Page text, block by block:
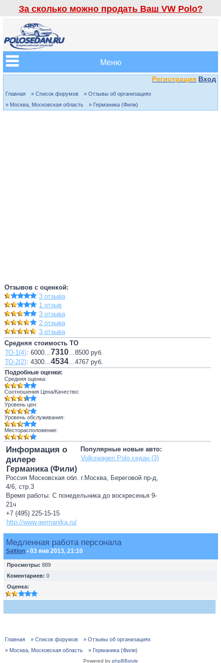
За сколько можно продать Ваш VW Polo?
Меню
Регистрация Вход
Главная » Список форумов
» Отзывы об организациях
» Москва, Московская область
» Германика (Фили)
Отзывов с оценкой:
3 отзыва
1 отзыв
3 отзыва
2 отзыва
3 отзыва
Средняя стоимость ТО
ТО-1(4): 6000...7310...8500 руб.
ТО-2(2): 4300...4534...4767 руб.
Подробные оценки:
Средняя оценка:
Соотношения Цена/Качество:
Уровень цен:
Уровень обслуживания:
Месторасположение:
Популярные новые авто:
Volkswagen Polo седан (3)
Информация о
дилере
Германика (Фили)
Россия Московская обл. г.Москва, Береговой пр-д,
4/6, стр.3
Время работы: С понедельника до воскресенья 9-
21ч
+7 (495) 225-15-15
http://www.germanika.ru/
Медленная работа персонала
Saltion • 03 янв 2013, 21:10
Просмотры: 889
Коментариев: 0
Оценка:
Главная » Список форумов
» Отзывы об организациях
» Москва, Московская область
» Германика (Фили)
Powered by phpBBstyle